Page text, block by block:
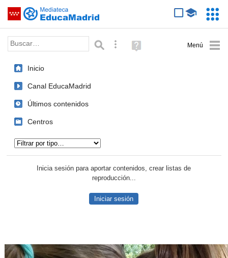
Saltar navegación
Palabra o frase: Búsqueda avanzada
Ayuda
(en
Inicio
Canal EducaMadrid
Últimos contenidos
Centros
Inicia sesión para aportar contenidos, crear listas de
reproducción...
Iniciar sesión